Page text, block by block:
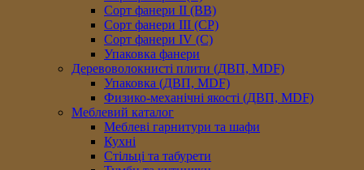
Сорт фанери II (ВB)
Сорт фанери III (CP)
Сорт фанери IV (C)
Упаковка фанери
Деревоволокнисті плити (ДВП, MDF)
Упаковка (ДВП, MDF)
Физико-механічні якості (ДВП, MDF)
Меблевий каталог
Меблеві гарнитури та шафи
Кухні
Стільці та табурети